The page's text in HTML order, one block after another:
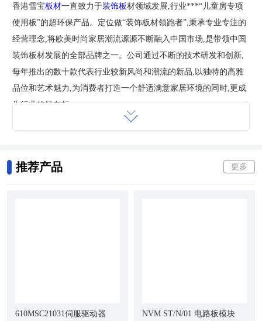
香港雪宝板材一直致力于装饰板材领域发展,行业***“儿童房专项
使用板”的超环保产品。定位做“装饰板材领跑者”,秉承专业专注的
经营理念,将欧美时尚家居潮流源源不断融入中国市场,是带领中国
装饰板材发展的全部品牌之一。公司通过不断的技术研发和创新,
每年推出的数十款代表行业较新风尚和潮流的新品,以独特的高雅
品位和艺术魅力,为消费者打造一个舒适满意家居环境的同时,更成
为行业的风向标。
常的佳绩表现。作为国内板材行业***E0级儿童房健康板和儿童房
推荐产品 更多
610MSC21031伺服驱动器 NVM ST/N/01 电路板模块